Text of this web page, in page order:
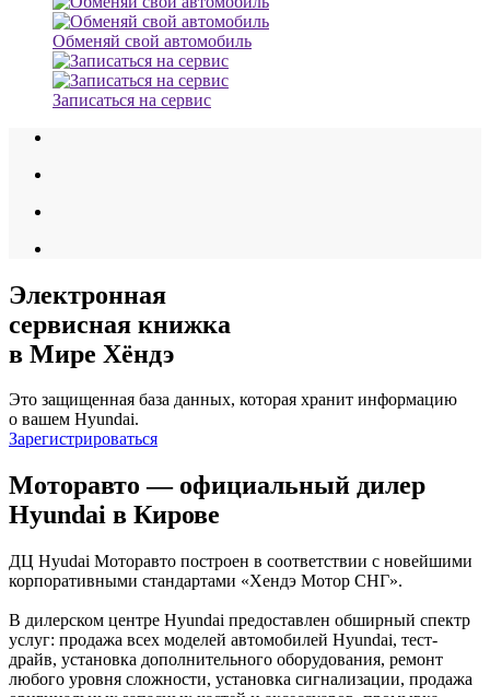
Обменяй свой автомобиль
Записаться на сервис
Электронная
сервисная книжка
в Мире Хёндэ
Это защищенная база данных, которая хранит информацию
о вашем Hyundai.
Зарегистрироваться
Моторавто — официальный дилер
Hyundai в Кирове
ДЦ Hyudai Моторавто построен в соответствии с новейшими
корпоративными стандартами «Хендэ Мотор СНГ».
В дилерском центре Hyundai предоставлен обширный спектр
услуг: продажа всех моделей автомобилей Hyundai, тест-
драйв, установка дополнительного оборудования, ремонт
любого уровня сложности, установка сигнализации, продажа